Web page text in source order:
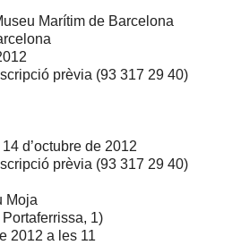
Marítim de Barcelona
prèvia (93 317 29 40)
d’octubre de 2012
prèvia (93 317 29 40)
Moja
1)
2012 a les 11